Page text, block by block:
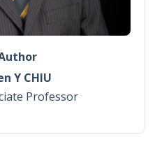
Y CHIU
Professor